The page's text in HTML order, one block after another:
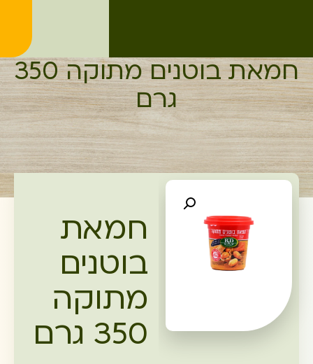
חמאת בוטנים מתוקה 350
גרם
חמאת
בוטנים
מתוקה
350 גרם